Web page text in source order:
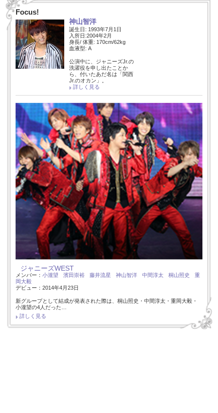
Focus!
神山智洋
誕生日: 1993年7月1日
入所日:2004年2月
身長/ 体重: 170cm/62kg
血液型: A
公演中に、ジャニーズJr.の
洗濯役を申し出たことか
ら、付いたあだ名は「関西
Jr.のオカン」。
詳しく見る
ジャニーズWEST
メンバー： 小瀧望 濱田崇裕 藤井流星 神山智洋 中間淳太 桐山照史
重
岡大毅
デビュー：2014年4月23日
新グループとして結成が発表された際は、桐山照史・中間淳太・重岡大毅・
小瀧望の4人だった…
詳しく見る